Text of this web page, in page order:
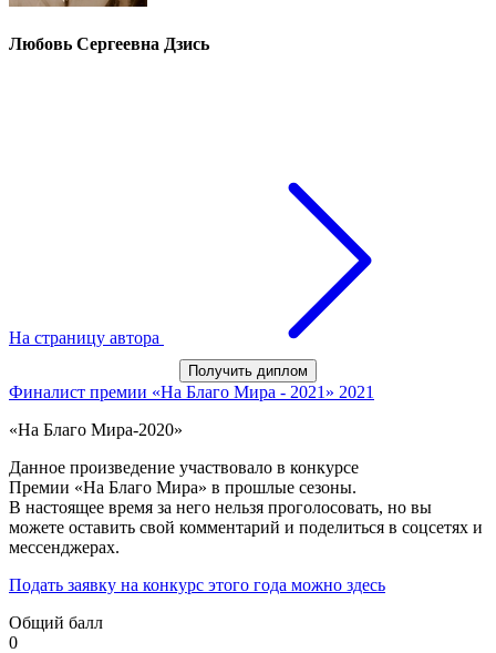
Любовь Сергеевна Дзись
На страницу автора
Получить диплом
Финалист премии «На Благо Мира - 2021» 2021
«На Благо Мира-2020»
Данное произведение участвовало в конкурсе
Премии «На Благо Мира» в прошлые сезоны.
В настоящее время за него нельзя проголосовать, но вы
можете оставить свой комментарий и поделиться в соцсетях и
мессенджерах.
Подать заявку на конкурс этого года можно здесь
Общий балл
0